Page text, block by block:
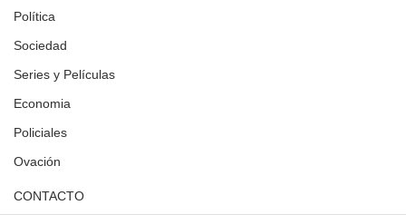
Política
Sociedad
Series y Películas
Economia
Policiales
Ovación
CONTACTO